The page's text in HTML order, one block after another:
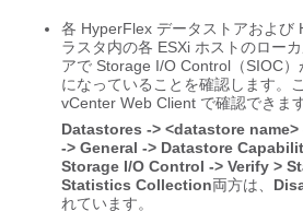
各 HyperFlex データストアおよび
ラスタ内の各 ESXi ホストのロー
アで Storage I/O Control（SIOC）
になっていることを確認します。こ
vCenter Web Client で確認できます
Datastores -> <datastore
-> General -> Datastore
Storage I/O Control -> Verify >
Statistics Collection両方は、
れています。